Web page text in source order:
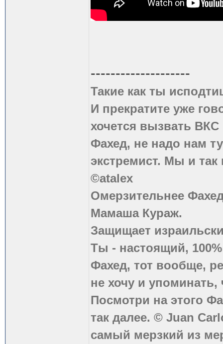
--------------------
Такие как ты
И прекратите уже
хочется вызвать
Фахед, не надо нам
экстремист. Мы и
©atalex
Омерзительнее
Мамаша Кураж.
Защищает
Ты - настоящий,
Фахед, тот вообще,
не хочу и
Посмотри на этого
так далее. © Juan
самый мерзкий из